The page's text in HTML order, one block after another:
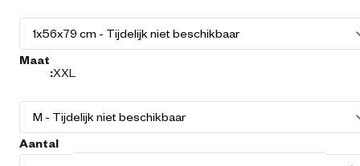
Maat
:XXL
Aantal